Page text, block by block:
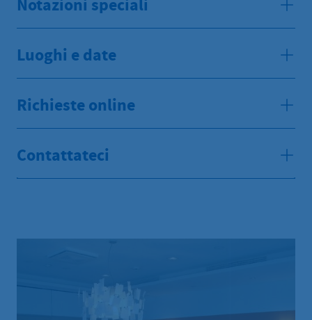
Notazioni speciali
Luoghi e date
Richieste online
Contattateci